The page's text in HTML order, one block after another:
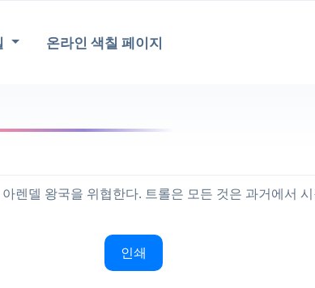
온라인 색칠 페이지
렌델 왕국을 위협한다. 트롤은 모든 것은 과거에서
인쇄